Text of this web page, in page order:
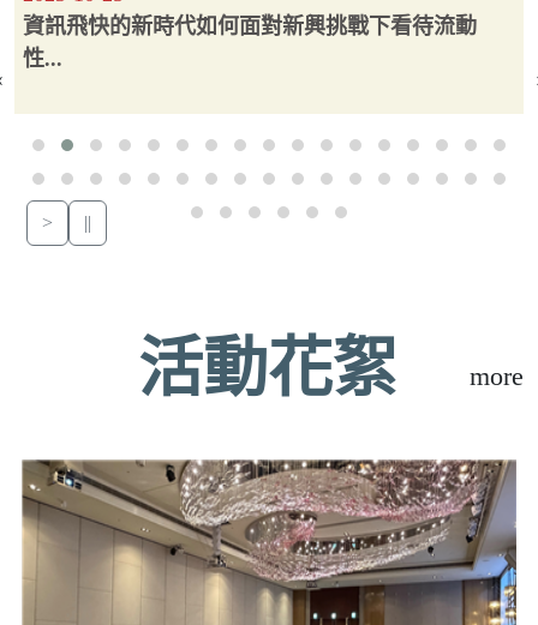
> ||
資訊飛快的新時代如何面對新興挑戰下看待流動
性...
活動花絮 more